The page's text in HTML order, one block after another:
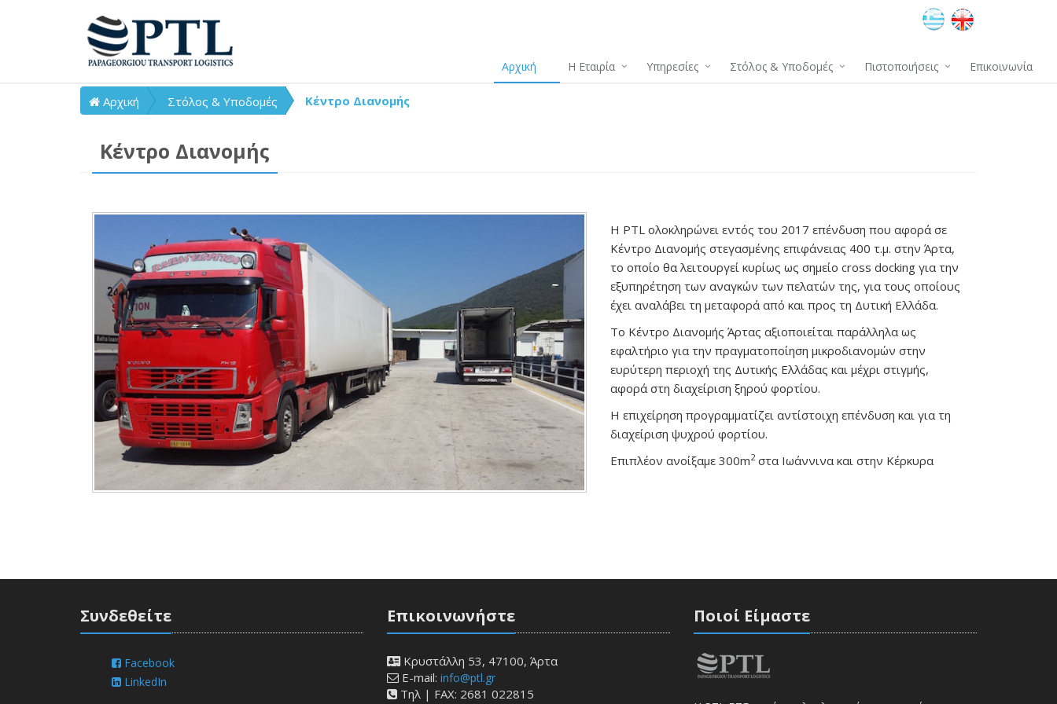
Αρχική Η Εταιρία Υπηρεσίες Στόλος & Υποδομές Πιστοποιήσεις Επικοινωνία
Αρχική Στόλος & Υποδομές Κέντρο Διανομής
Κέντρο Διανομής
Η PTL ολοκληρώνει εντός του 2017 επένδυση που αφορά σε
Κέντρο Διανομής στεγασμένης επιφάνειας 400 τ.μ. στην Άρτα,
το οποίο θα λειτουργεί κυρίως ως σημείο cross docking για την
εξυπηρέτηση των αναγκών των πελατών της, για τους οποίους
έχει αναλάβει τη μεταφορά από και προς τη Δυτική Ελλάδα.
Το Κέντρο Διανομής Άρτας αξιοποιείται παράλληλα ως
εφαλτήριο για την πραγματοποίηση μικροδιανομών στην
ευρύτερη περιοχή της Δυτικής Ελλάδας και μέχρι στιγμής,
αφορά στη διαχείριση ξηρού φορτίου.
Η επιχείρηση προγραμματίζει αντίστοιχη επένδυση και για τη
διαχείριση ψυχρού φορτίου.
Επιπλέον ανοίξαμε 300m2στα Ιωάννινα και στην Κέρκυρα
Συνδεθείτε
Facebook
LinkedIn
Επικοινωνήστε
Κρυστάλλη 53, 47100, Άρτα
E-mail: info@ptl.gr
Τηλ | FAX: 2681 022815
Ποιοί Είμαστε